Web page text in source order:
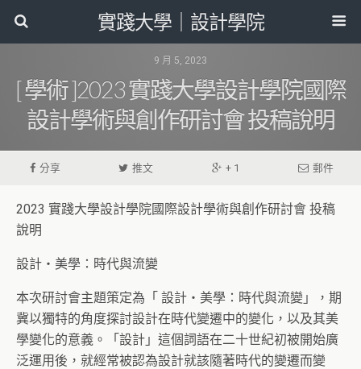
實踐大學｜設計學院
9 月 5, 2023
[ 學術 ]2023 實踐大學設計學院國際
設計學術與創作研討會 投稿說明
分享 推文 + 1 郵件
2023 實踐大學設計學院國際設計學術與創作研討會 投稿
說明
設計・美學：時代與流變
本次研討會主題策定為「 設計・美學：時代與流變」，期
冀以獨特的角度探討設計在時代變遷中的變化，以及其美
學變化的意義。「設計」這個詞語在二十世紀初被開始廣
泛運用後，就經常被認為設計就該隨著時代的變遷而變